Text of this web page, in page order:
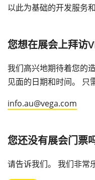
以此为基础的开发服务
您想在展会上拜访
我们高兴地期待着您的
见面的日期和时间。 只
info.au@vega.com
您还没有展会门票
请告诉我们。 我们非常